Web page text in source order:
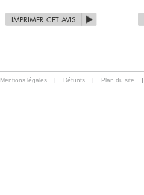
IMPRIMER CET AVIS
Mentions légales | Défunts | Plan du site |